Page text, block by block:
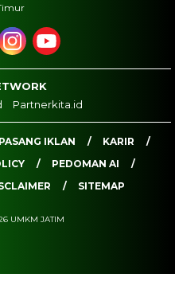
Partnerkita.id
PASANG IKLAN
KARIR
PEDOMAN AI
SITEMAP
UMKM JATIM